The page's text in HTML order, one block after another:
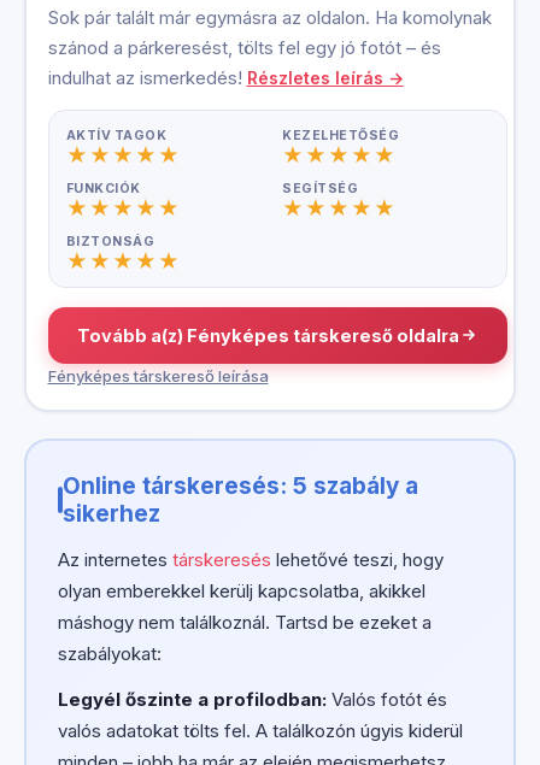
Sok pár talált már egymásra az oldalon. Ha komolynak
szánod a párkeresést, tölts fel egy jó fotót – és
indulhat az ismerkedés! Részletes leírás →
AKTÍV TAGOK KEZELHETŐSÉG
FUNKCIÓK SEGÍTSÉG
BIZTONSÁG
Tovább a(z) Fényképes társkereső oldalra
Fényképes társkereső leírása
Online társkeresés: 5 szabály a
sikerhez
Az internetes társkeresés lehetővé teszi, hogy
olyan emberekkel kerülj kapcsolatba, akikkel
máshogy nem találkoznál. Tartsd be ezeket a
szabályokat:
Legyél őszinte a profilodban:Valós fotót és
valós adatokat tölts fel. A találkozón úgyis kiderül